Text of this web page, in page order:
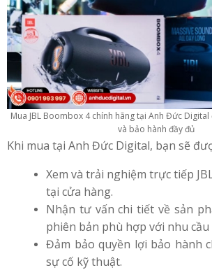
Mua JBL Boombox 4 chính hãng tại Anh Đức
và bảo hành đầy đủ
Khi mua tại Anh Đức Digital, bạn sẽ
Xem và trải nghiệm trực tiếp
tại cửa hàng.
Nhận tư vấn chi tiết về sản
phiên bản phù hợp với nhu
Đảm bảo quyền lợi bảo hành
sự cố kỹ thuật.